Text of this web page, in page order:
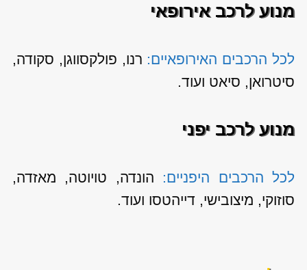
מנוע לרכב אירופאי
לכל הרכבים האירופאיים:רנו, פולקסווגן, סקודה,
סיטרואן, סיאט ועוד.
מנוע לרכב יפני
לכל הרכבים היפניים:הונדה, טויוטה, מאזדה,
סוזוקי, מיצובישי, דייהטסו ועוד.